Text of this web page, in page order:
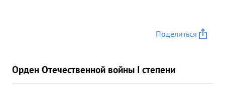
Поделиться
Орден Отечественной войны I степени